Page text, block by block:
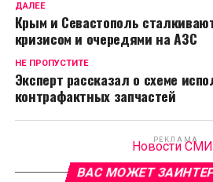
ДАЛЕЕ
Крым и Севастополь
кризисом и очередями на АЗС
НЕ ПРОПУСТИТЕ
Эксперт рассказал о схеме
контрафактных запчастей
РЕКЛАМА
Новости
ВАС МОЖЕТ